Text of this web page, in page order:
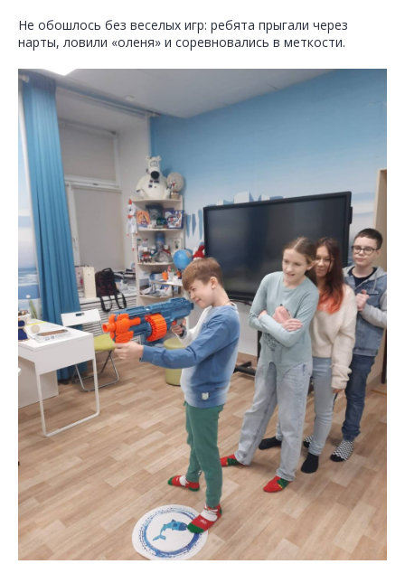
Не обошлось без веселых игр: ребята прыгали через
нарты, ловили «оленя» и соревновались в меткости.